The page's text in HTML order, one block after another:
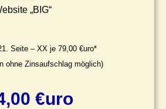
„BIG“
Seite – XX je 79,00 €uro*
ohne Zinsaufschlag möglich)
,00 €uro